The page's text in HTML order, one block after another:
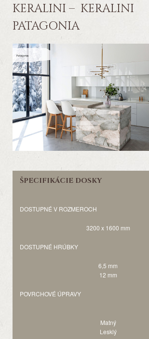
KERALINI – KERALINI
PATAGONIA
ŠPECIFIKÁCIE DOSKY
DOSTUPNÉ V ROZMEROCH
3200 x 1600 mm
DOSTUPNÉ HRÚBKY
6,5 mm
12 mm
POVRCHOVÉ ÚPRAVY
Matný
Lesklý